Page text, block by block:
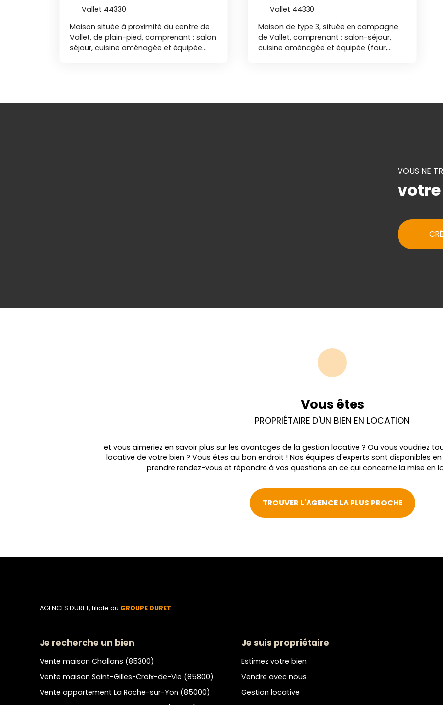
Vallet 44330
Maison située à proximité du centre de
Vallet, de plain-pied, comprenant : salon
séjour, cuisine aménagée et équipée
Vallet 44330
Maison de type 3, située en campagne
de Vallet, comprenant : salon-séjour,
cuisine aménagée et équipée (four,
VOUS NE
Vous êtes
PROPRIÉTAIRE D'UN BIEN EN LOCATION
et vous aimeriez en savoir plus sur les avantages de la gestion locative ? Ou vous voudriez
locative de votre bien ? Vous êtes au bon endroit ! Nos équipes d'experts sont disponibles
prendre rendez-vous et répondre à vos questions en ce qui concerne la mise en
TROUVER L'AGENCE LA PLUS PROCHE
AGENCES DURET, filiale du GROUPE DURET
Je recherche un bien
Vente maison Challans (85300)
Vente maison Saint-Gilles-Croix-de-Vie (85800)
Vente appartement La Roche-sur-Yon (85000)
Je suis propriétaire
Estimez votre bien
Vendre avec nous
Gestion locative